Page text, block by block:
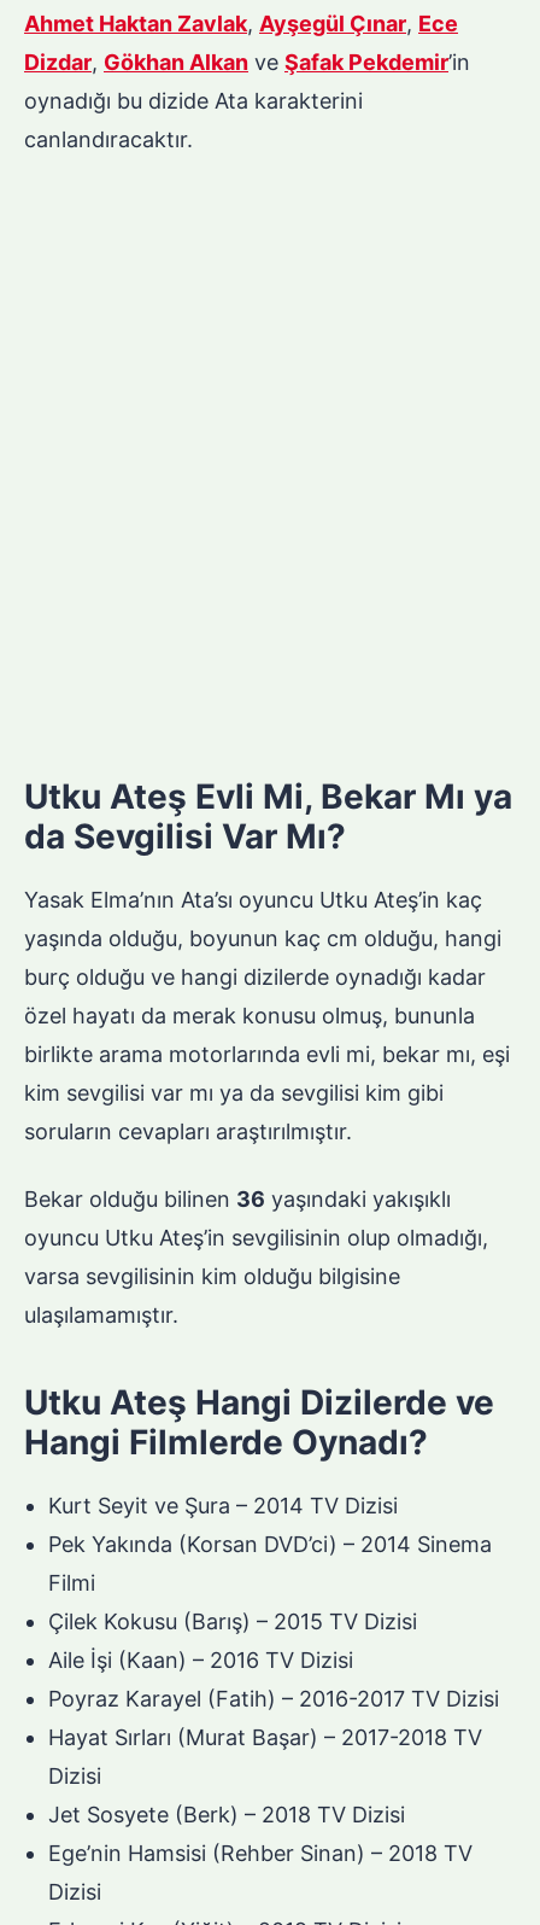
Ahmet Haktan Zavlak, Ayşegül Çınar, Ece
Dizdar, Gökhan Alkan ve Şafak Pekdemir’in
oynadığı bu dizide Ata karakterini
canlandıracaktır.
Utku Ateş Evli Mi, Bekar Mı ya
da Sevgilisi Var Mı?
Yasak Elma’nın Ata’sı oyuncu Utku Ateş’in kaç
yaşında olduğu, boyunun kaç cm olduğu, hangi
burç olduğu ve hangi dizilerde oynadığı kadar
özel hayatı da merak konusu olmuş, bununla
birlikte arama motorlarında evli mi, bekar mı, eşi
kim sevgilisi var mı ya da sevgilisi kim gibi
soruların cevapları araştırılmıştır.
Bekar olduğu bilinen 36 yaşındaki yakışıklı
oyuncu Utku Ateş’in sevgilisinin olup olmadığı,
varsa sevgilisinin kim olduğu bilgisine
ulaşılamamıştır.
Utku Ateş Hangi Dizilerde ve
Hangi Filmlerde Oynadı?
Kurt Seyit ve Şura – 2014 TV Dizisi
Pek Yakında (Korsan DVD’ci) – 2014 Sinema
Filmi
Çilek Kokusu (Barış) – 2015 TV Dizisi
Aile İşi (Kaan) – 2016 TV Dizisi
Poyraz Karayel (Fatih) – 2016-2017 TV Dizisi
Hayat Sırları (Murat Başar) – 2017-2018 TV
Dizisi
Jet Sosyete (Berk) – 2018 TV Dizisi
Ege’nin Hamsisi (Rehber Sinan) – 2018 TV
Dizisi